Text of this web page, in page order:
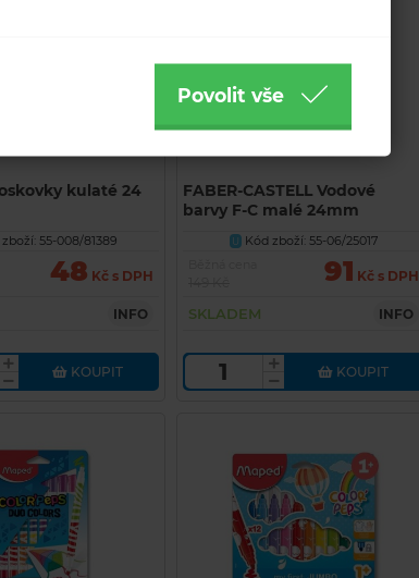
Povolit vše
kulaté 24
55-008/81389
48 Kč s DPH
INFO
KOUPIT
FABER-CASTELL Vodové
barvy F-C malé 24mm
U Kód zboží: 55-06/25017
91 Kč s DPH
SKLADEM INFO
KOUPIT